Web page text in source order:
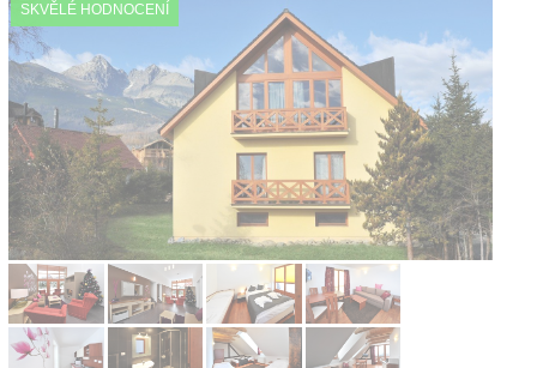
Atrakce
O nás
Kontakt
SKVĚLÉ HODNOCENÍ